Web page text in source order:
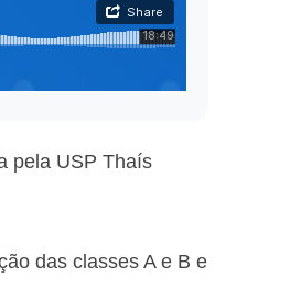
pela USP Thaís
das classes A e B e